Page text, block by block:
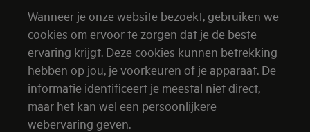
Wanneer je onze website bezoekt, gebruiken we
cookies om ervoor te zorgen dat je de beste
ervaring krijgt. Deze cookies kunnen betrekking
hebben op jou, je voorkeuren of je apparaat. De
informatie identificeert je meestal niet direct,
maar het kan wel een persoonlijkere
webervaring geven.